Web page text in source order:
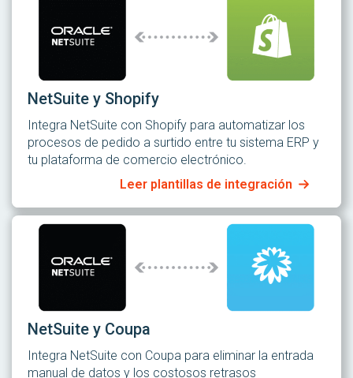
NetSuite y Shopify
Integra NetSuite con Shopify para automatizar los
procesos de pedido a surtido entre tu sistema ERP y
tu plataforma de comercio electrónico.
Leer plantillas de integración
NetSuite y Coupa
Integra NetSuite con Coupa para eliminar la entrada
manual de datos y los costosos retrasos